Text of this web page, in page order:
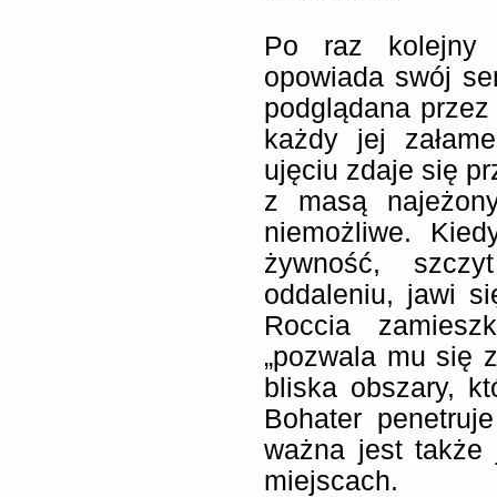
Po raz kolejny
opowiada swój
podglądana
każdy jej
ujęciu zdaje się
z masą
niemożliwe.
żywność,
oddaleniu, jawi
Roccia
„pozwala mu się
bliska obszary,
Bohater
ważna jest także
miejscach.